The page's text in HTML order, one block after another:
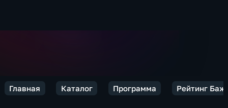
Главная Каталог Программа Рейтинг